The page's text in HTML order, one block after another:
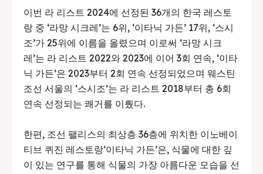
이번 라 리스트 2024에 선정된 36개의 한국 레스토
랑 중 ‘라망 시크레’는 6위, ‘이타닉 가든’ 17위, ‘스시
조’가 25위에 이름을 올렸으며 이로써 ‘라망 시크
레’는 라 리스트 2022와 2023에 이어 3회 연속, ‘이타
닉 가든’은 2023부터 2회 연속 선정되었으며 웨스틴
조선 서울의 ‘스시조’는 라 리스트 2018부터 총 6회
연속 선정되는 쾌거를 이뤘다.
한편, 조선 팰리스의 최상층 36층에 위치한 이노베이
티브 퀴진 레스토랑‘이타닉 가든’은, 식물에 대한 깊
이 있는 연구를 통해 식물의 가장 아름다운 모습을 선